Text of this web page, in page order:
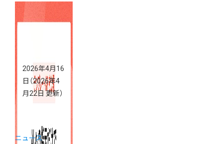
2026年4月16
日 （2026年4
月22日 更新）
ニュース